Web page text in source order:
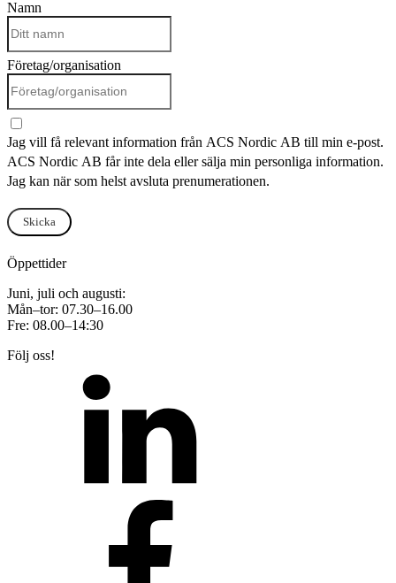
Namn
Företag/organisation
Jag vill få relevant information från ACS Nordic AB till min e-post.
ACS Nordic AB får inte dela eller sälja min personliga information.
Jag kan när som helst avsluta prenumerationen.
Skicka
Öppettider
Juni, juli och augusti:
Mån–tor: 07.30–16.00
Fre: 08.00–14:30
Följ oss!